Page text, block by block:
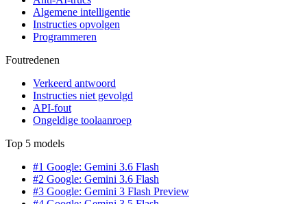
Algemene intelligentie
Instructies opvolgen
Programmeren
Foutredenen
Verkeerd antwoord
Instructies niet gevolgd
API-fout
Ongeldige toolaanroep
Top 5 models
#1 Google: Gemini 3.6 Flash
#2 Google: Gemini 3.6 Flash
#3 Google: Gemini 3 Flash Preview